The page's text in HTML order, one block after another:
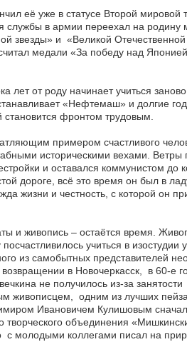
её уже в статусе Второй мировой
в армии переехал на родину
звезды» и «Великой
медали «За победу над
лет от роду начинает учиться
«Нефтемаш» и долгие
фронтом трудовым.
примером счастливого
историческими вехами.
и оставался коммунистом до
дороге, всё это время он был в
жизни и честность, с которой он
и живопись – остаётся время.
учиться в изостудии
из самобытных представителей
в Новочеркасск, в 60-е
не получилось из-за
живописцем, одним из лучших
Ивановичем Кулишовым
творческого объединения
с молодыми коллегами писал на